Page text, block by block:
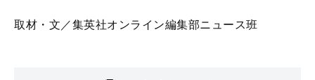
取材・文／集英社オンライン編集部ニュース班